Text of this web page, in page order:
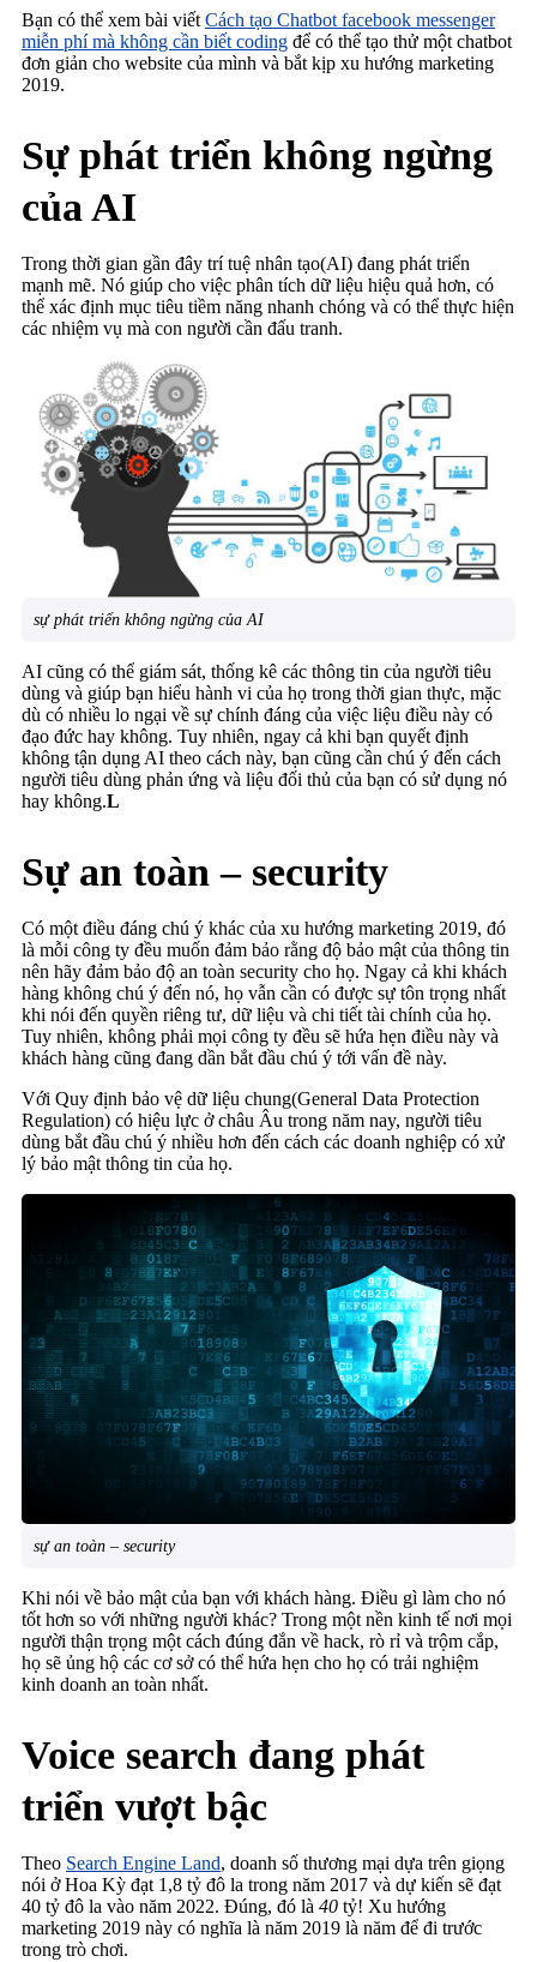
Bạn có thể xem bài viết Cách tạo Chatbot facebook messenger
miễn phí mà không cần biết coding để có thể tạo thử một chatbot
đơn giản cho website của mình và bắt kịp xu hướng marketing
2019.
Sự phát triển không ngừng
của AI
Trong thời gian gần đây trí tuệ nhân tạo(AI) đang phát triển
mạnh mẽ. Nó giúp cho việc phân tích dữ liệu hiệu quả hơn, có
thể xác định mục tiêu tiềm năng nhanh chóng và có thể thực hiện
các nhiệm vụ mà con người cần đấu tranh.
sự phát triển không ngừng của AI
AI cũng có thể giám sát, thống kê các thông tin của người tiêu
dùng và giúp bạn hiểu hành vi của họ trong thời gian thực, mặc
dù có nhiều lo ngại về sự chính đáng của việc liệu điều này có
đạo đức hay không. Tuy nhiên, ngay cả khi bạn quyết định
không tận dụng AI theo cách này, bạn cũng cần chú ý đến cách
người tiêu dùng phản ứng và liệu đối thủ của bạn có sử dụng nó
hay không.L
Sự an toàn – security
Có một điều đáng chú ý khác của xu hướng marketing 2019, đó
là mỗi công ty đều muốn đảm bảo rằng độ bảo mật của thông tin
nên hãy đảm bảo độ an toàn security cho họ. Ngay cả khi khách
hàng không chú ý đến nó, họ vẫn cần có được sự tôn trọng nhất
khi nói đến quyền riêng tư, dữ liệu và chi tiết tài chính của họ.
Tuy nhiên, không phải mọi công ty đều sẽ hứa hẹn điều này và
khách hàng cũng đang dần bắt đầu chú ý tới vấn đề này.
Với Quy định bảo vệ dữ liệu chung(General Data Protection
Regulation) có hiệu lực ở châu Âu trong năm nay, người tiêu
dùng bắt đầu chú ý nhiều hơn đến cách các doanh nghiệp có xử
lý bảo mật thông tin của họ.
sự an toàn – security
Khi nói về bảo mật của bạn với khách hàng. Điều gì làm cho nó
tốt hơn so với những người khác? Trong một nền kinh tế nơi mọi
người thận trọng một cách đúng đắn về hack, rò rỉ và trộm cắp,
họ sẽ ủng hộ các cơ sở có thể hứa hẹn cho họ có trải nghiệm
kinh doanh an toàn nhất.
Voice search đang phát
triển vượt bậc
Theo Search Engine Land, doanh số thương mại dựa trên giọng
nói ở Hoa Kỳ đạt 1,8 tỷ đô la trong năm 2017 và dự kiến ​​sẽ đạt
40 tỷ đô la vào năm 2022. Đúng, đó là 40 tỷ! Xu hướng
marketing 2019 này có nghĩa là năm 2019 là năm để đi trước
trong trò chơi.